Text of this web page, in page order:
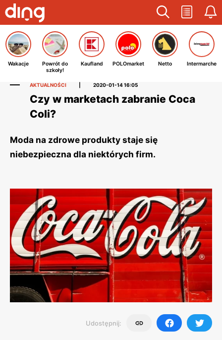
Wakacje
Powrót do
szkoły!
Kaufland POLOmarket Netto Intermarche
AKTUALNOŚCI 2020-01-14 16:05
Czy w marketach zabranie Coca
Coli?
Moda na zdrowe produkty staje się
niebezpieczna dla niektórych firm.
Udostępnij: